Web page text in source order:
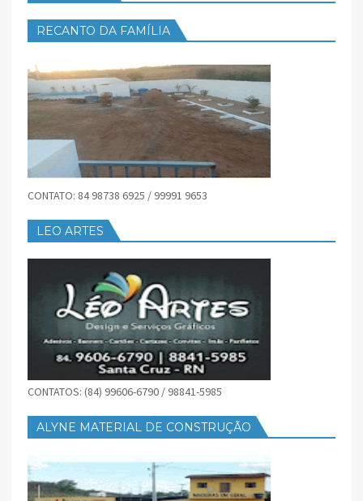
RECANTO DA FAMÍLIA
CONTATO: 84 98738 6925 / 99991 9653
LEO ARTES
CONTATOS: (84) 99606-6790 / 98841-5985
ALYNE MATERIAL DE CONSTRUÇÃO